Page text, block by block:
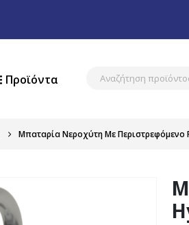
Προϊόντα
Μπαταρία Νεροχύτη Με Περιστρεφόμενο